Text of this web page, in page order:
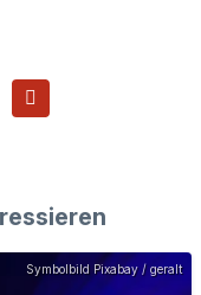
Symbolbild Pixabay / geralt